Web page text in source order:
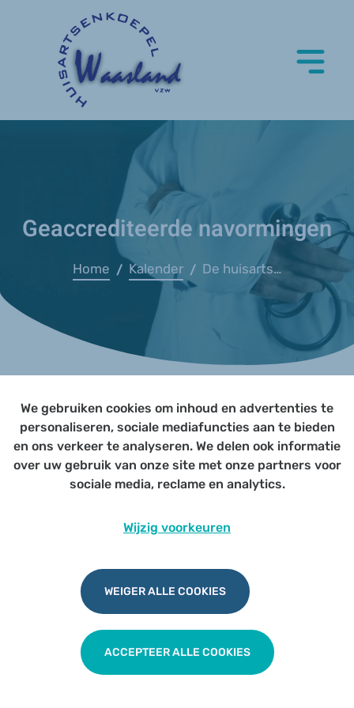
Geaccrediteerde navormingen
Home / Kalender / De huisarts bij de aanvraag zorgtoeslag – Opgroeien
Page not yet published
We gebruiken cookies om inhoud en advertenties te
personaliseren, sociale mediafuncties aan te bieden
en ons verkeer te analyseren. We delen ook informatie
over uw gebruik van onze site met onze partners voor
sociale media, reclame en analytics.
Wijzig voorkeuren
WEIGER ALLE COOKIES
ACCEPTEER ALLE COOKIES
Privacy|Cookies|Disclaimer
Udesite